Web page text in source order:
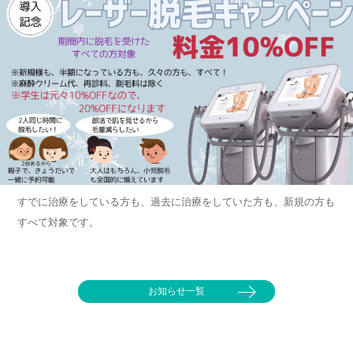
すでに治療をしている方も、過去に治療をしていた方も、新規の方も
すべて対象です。
お知らせ一覧